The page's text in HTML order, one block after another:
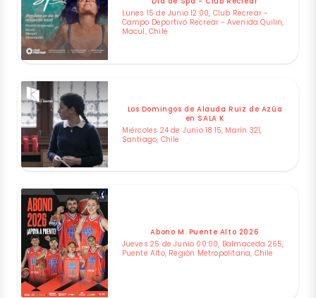
Lunes 15 de Junio 12:00, Club Recrear -
Campo Deportivo Recrear - Avenida Quilin,
Macul, Chile
Los Domingos de Alauda Ruiz de Azúa
en SALA K
Miércoles 24 de Junio 18:15, Marín 321,
Santiago, Chile
Abono M. Puente Alto 2026
Jueves 25 de Junio 00:00, Balmaceda 265,
Puente Alto, Región Metropolitana, Chile